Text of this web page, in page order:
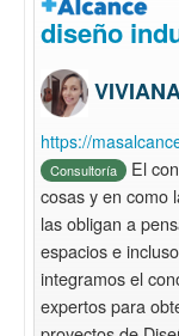
diseño
https://
Consultoría
El
cosas y en como
las obligan a
espacios e
integramos el
expertos para